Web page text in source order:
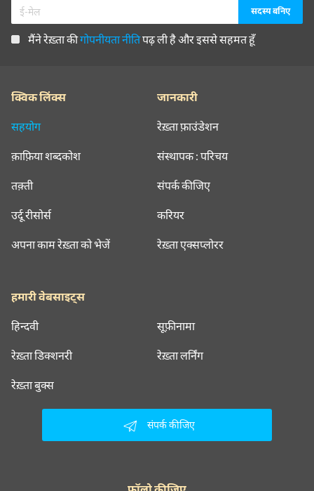
मैंने रेख़्ता कीगोपनीयता नीतिपढ़ ली है और इससे सहमत हूँ
क्विक लिंक्स
सहयोग
क़ाफ़िया शब्दकोश
तक़्ती
उर्दू रीसोर्स
अपना काम रेख़्ता को भेजें
जानकारी
रेख़्ता फ़ाउंडेशन
संस्थापक : परिचय
संपर्क कीजिए
करियर
रेख़्ता एक्सप्लोरर
हमारी वेबसाइट्स
हिन्दवी सूफ़ीनामा
रेख़्ता डिक्शनरी रेख़्ता लर्निंग
रेख़्ता बुक्स
संपर्क कीजिए